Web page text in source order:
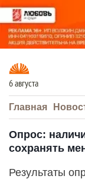
6 августа
Главная
Опрос:
сохранять
Результаты